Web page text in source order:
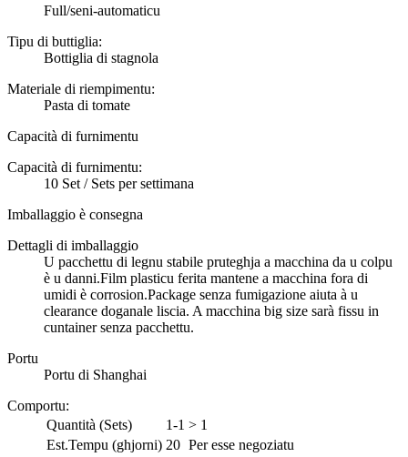
Full/seni-automaticu
Tipu di buttiglia:
Bottiglia di stagnola
Materiale di riempimentu:
Pasta di tomate
Capacità di furnimentu
Capacità di furnimentu:
10 Set / Sets per settimana
Imballaggio è consegna
Dettagli di imballaggio
U pacchettu di legnu stabile pruteghja a macchina da u colpu
è u danni.Film plasticu ferita mantene a macchina fora di
umidi è corrosion.Package senza fumigazione aiuta à u
clearance doganale liscia. A macchina big size sarà fissu in
cuntainer senza pacchettu.
Portu
Portu di Shanghai
Comportu:
Quantità (Sets)
1-1 > 1
Est.Tempu (ghjorni) 20 Per esse negoziatu